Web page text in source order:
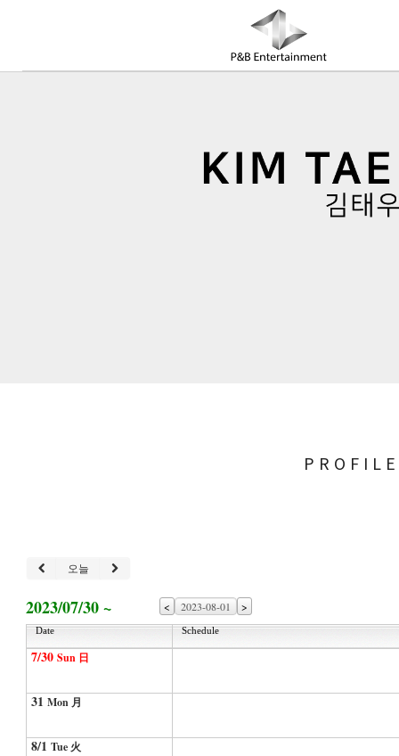
COMPANY
PROFILE
오늘
2023/07/30 ~ < >
Date Schedule
7/30 Sun 日
31 Mon 月
8/1 Tue 火